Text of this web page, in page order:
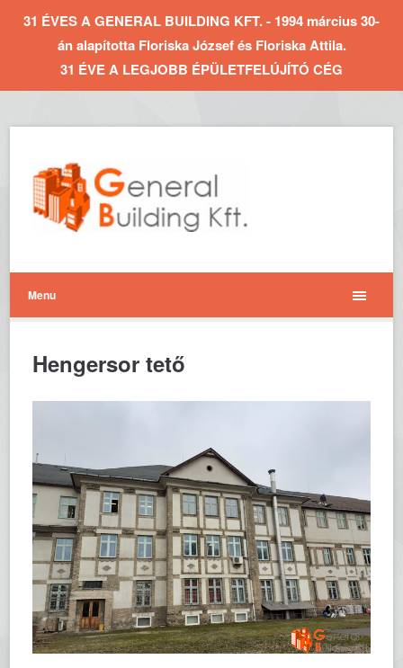
31 ÉVES A GENERAL BUILDING KFT. - 1994 március 30-
án alapította Floriska József és Floriska Attila.
31 ÉVE A LEGJOBB ÉPÜLETFELÚJÍTÓ CÉG
Menu
Hengersor tető